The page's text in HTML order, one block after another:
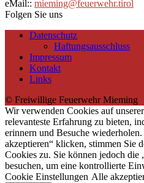
eMail:: mieming@feuerwehr.tirol
Folgen Sie uns
Datenschutz
Haftungsausschluss
Impressum
Kontakt
Links
© Freiwillige Feuerwehr Mieming
Wir verwenden Cookies auf
relevanteste Erfahrung zu bieten,
erinnern und Besuche
akzeptieren“ klicken, stimmen Sie
Cookies zu. Sie können jedoch die
besuchen, um eine kontrollierte
Cookie Einstellungen Alle